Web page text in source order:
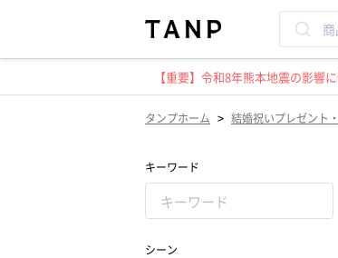
【重要】令和8年熊本地震の影響
タンプホーム > 結婚祝いプレゼント
キーワード
シーン